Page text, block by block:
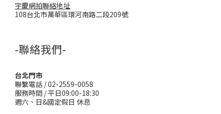
宇慶網拍聯絡地址
108台北市萬華區環河南路二段209號
-聯絡我們-
台北門市
聯繫電話 / 02-2559-0058
服務時間 / 平日09:00-18:30
週六、日&國定假日 休息